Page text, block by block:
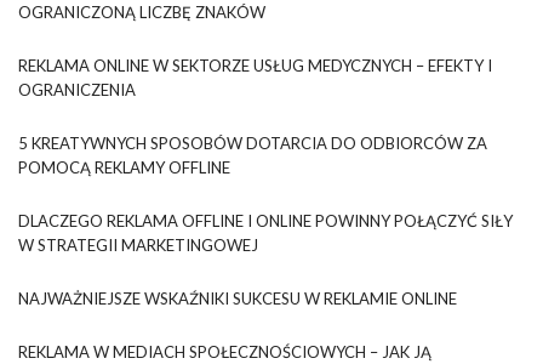
OGRANICZONĄ LICZBĘ ZNAKÓW
REKLAMA ONLINE W SEKTORZE USŁUG MEDYCZNYCH – EFEKTY I
OGRANICZENIA
5 KREATYWNYCH SPOSOBÓW DOTARCIA DO ODBIORCÓW ZA
POMOCĄ REKLAMY OFFLINE
DLACZEGO REKLAMA OFFLINE I ONLINE POWINNY POŁĄCZYĆ SIŁY
W STRATEGII MARKETINGOWEJ
NAJWAŻNIEJSZE WSKAŹNIKI SUKCESU W REKLAMIE ONLINE
REKLAMA W MEDIACH SPOŁECZNOŚCIOWYCH – JAK JĄ